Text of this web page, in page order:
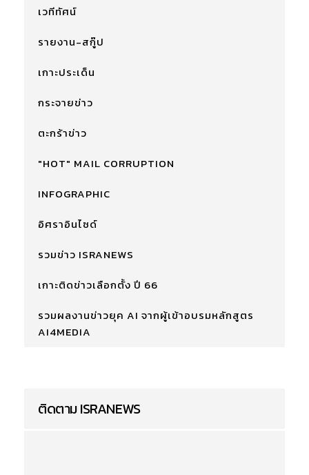
เวทีทัศน์
รายงาน-สกู๊ป
เกาะประเด็น
กระจายข่าว
ตะกร้าข่าว
"HOT" MAIL CORRUPTION
INFOGRAPHIC
อิศราอินไซด์
รวมข่าว ISRANEWS
เกาะติดข่าวเลือกตั้ง ปี 66
รวมผลงานข่าวยุค AI จากผู้เข้าอบรมหลักสูตร
AI4MEDIA
ติดตาม ISRANEWS